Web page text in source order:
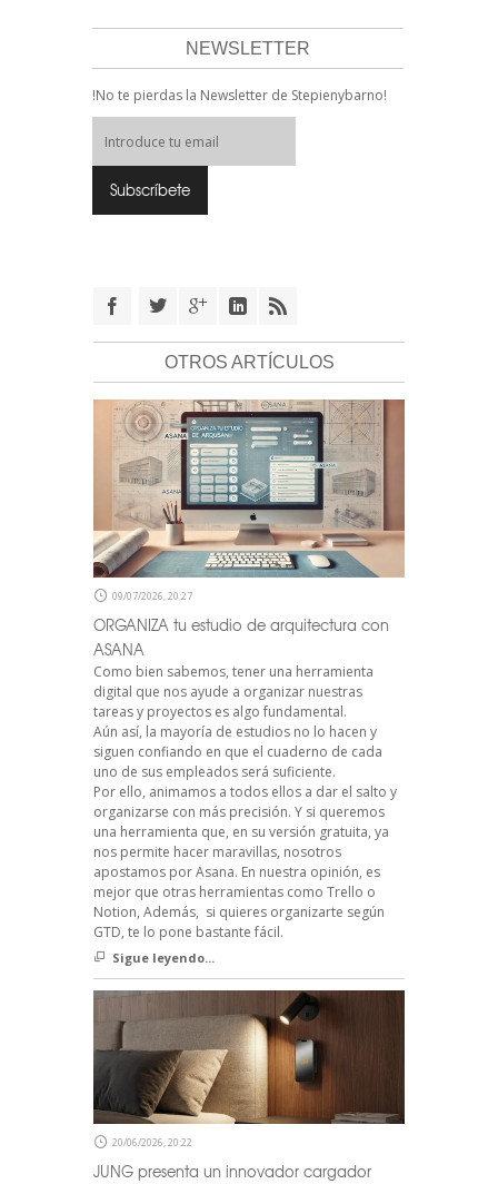
NEWSLETTER
!No te pierdas la Newsletter de Stepienybarno!
OTROS ARTÍCULOS
09/07/2026, 20:27
ORGANIZA tu estudio de arquitectura con
ASANA
Como bien sabemos, tener una herramienta
digital que nos ayude a organizar nuestras
tareas y proyectos es algo fundamental.
Aún así, la mayoría de estudios no lo hacen y
siguen confiando en que el cuaderno de cada
uno de sus empleados será suficiente.
Por ello, animamos a todos ellos a dar el salto y
organizarse con más precisión. Y si queremos
una herramienta que, en su versión gratuita, ya
nos permite hacer maravillas, nosotros
apostamos por Asana. En nuestra opinión, es
mejor que otras herramientas como Trello o
Notion, Además, si quieres organizarte según
GTD, te lo pone bastante fácil.
Sigue leyendo...
20/06/2026, 20:22
JUNG presenta un innovador cargador